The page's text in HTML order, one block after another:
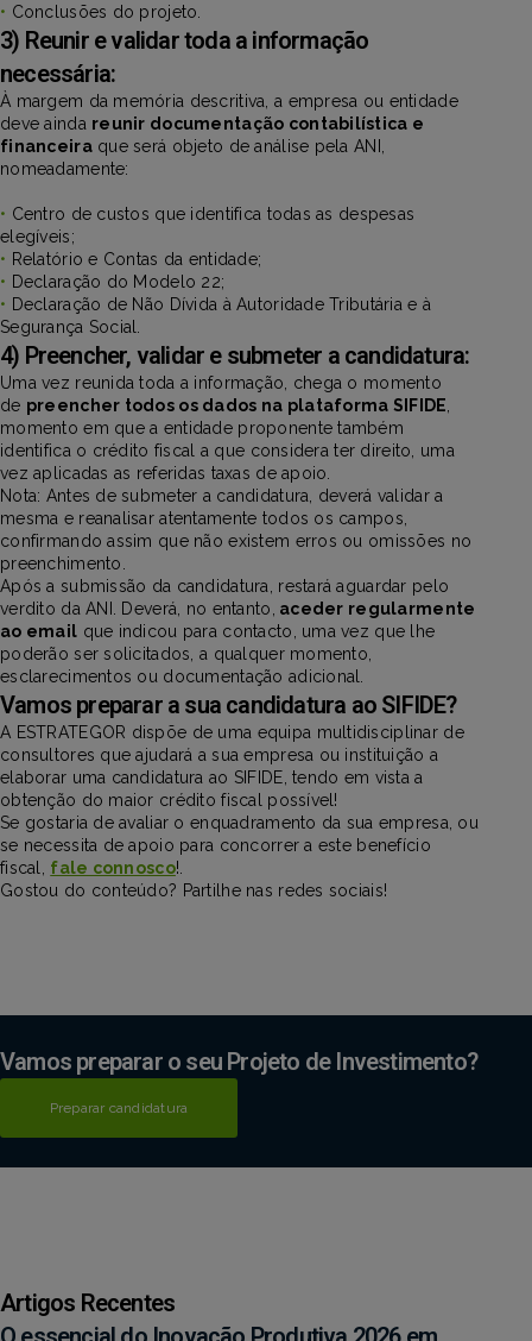
• Conclusões do projeto.
3) Reunir e validar toda a informação
necessária:
À margem da memória descritiva, a empresa ou entidade
deve ainda reunir documentação contabilística e
financeiraque será objeto de análise pela ANI,
nomeadamente:
• Centro de custos que identifica todas as despesas
elegíveis;
• Relatório e Contas da entidade;
• Declaração do Modelo 22;
• Declaração de Não Dívida à Autoridade Tributária e à
Segurança Social.
4) Preencher, validar e submeter a candidatura:
Uma vez reunida toda a informação, chega o momento
de preencher todos os dados na plataforma SIFIDE
momento em que a entidade proponente também
identifica o crédito fiscal a que considera ter direito, uma
vez aplicadas as referidas taxas de apoio.
Nota: Antes de submeter a candidatura, deverá validar a
mesma e reanalisar atentamente todos os campos,
confirmando assim que não existem erros ou omissões no
preenchimento.
Após a submissão da candidatura, restará aguardar pelo
verdito da ANI. Deverá, no entanto, aceder regularmente
ao email que indicou para contacto, uma vez que lhe
poderão ser solicitados, a qualquer momento,
esclarecimentos ou documentação adicional.
Vamos preparar a sua candidatura ao SIFIDE?
A ESTRATEGOR dispõe de uma equipa multidisciplinar de
consultores que ajudará a sua empresa ou instituição a
elaborar uma candidatura ao SIFIDE, tendo em vista a
obtenção do maior crédito fiscal possível!
Se gostaria de avaliar o enquadramento da sua empresa, ou
se necessita de apoio para concorrer a este benefício
fiscal, fale connosco!.
Gostou do conteúdo? Partilhe nas redes sociais!
Vamos preparar o seu Projeto de Investimento?
Preparar candidatura
Artigos Recentes